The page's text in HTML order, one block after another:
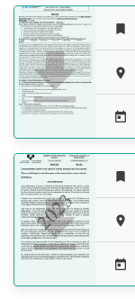







